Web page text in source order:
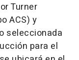
Turner
ACS) y
seleccionada
para el